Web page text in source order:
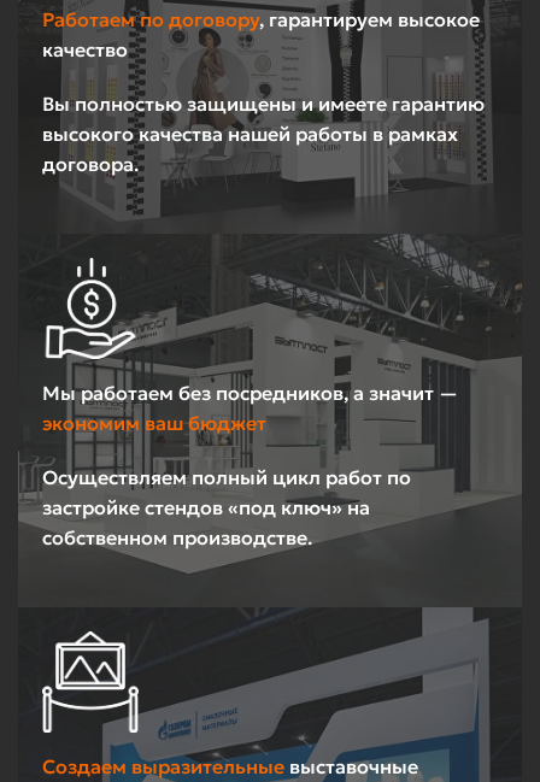
Работаем по договору, гарантируем высокое
качество
Вы полностью защищены и имеете гарантию
высокого качества нашей работы в рамках
договора.
Мы работаем без посредников, а значит —
экономим ваш бюджет
Осуществляем полный цикл работ по
застройке стендов «под ключ» на
собственном производстве.
Создаем выразительные выставочные